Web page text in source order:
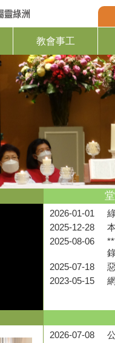
教會事工
2026-01-01
2025-12-28
2025-08-06
2025-07-18
2023-05-15
2026-07-08